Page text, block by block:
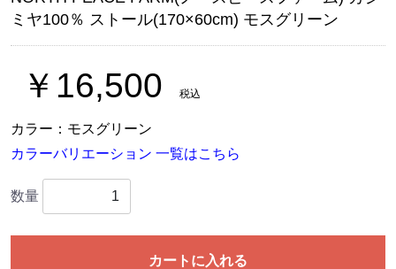
ミヤ100％ ストール(170×60cm) モスグリーン
￥16,500 税込
カラー：モスグリーン
カラーバリエーション 一覧はこちら
数量
カートに入れる